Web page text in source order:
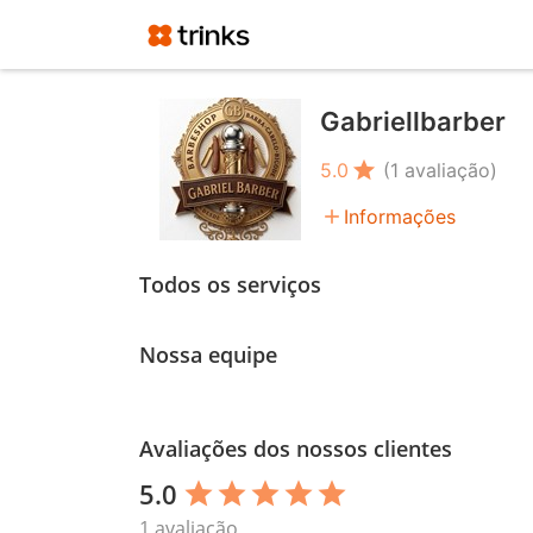
Gabriellbarber
5.0 star (1 avaliação)
add Informações
Todos os serviços
Nossa equipe
Avaliações dos nossos clientes
5.0 star star star star star
1 avaliação